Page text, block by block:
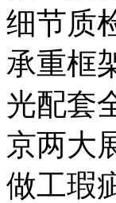
细节质
承重框
光配套
京两大
做工瑕